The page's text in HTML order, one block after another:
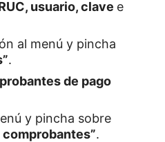
usuario, clave e
al menú y pincha
.
de pago
y pincha sobre
.